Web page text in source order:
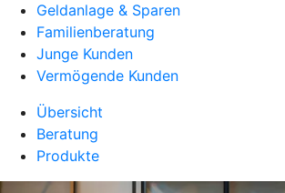
Geldanlage & Sparen
Familienberatung
Junge Kunden
Vermögende Kunden
Übersicht
Beratung
Produkte